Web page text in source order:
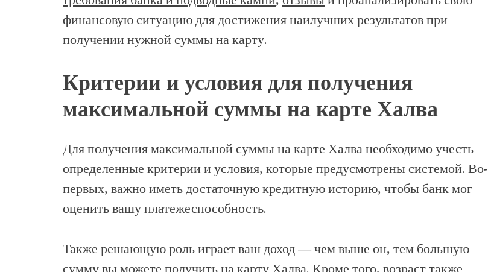
финансовую ситуацию для достижения наилучших результатов при
получении нужной суммы на карту.
Критерии и условия для получения
максимальной суммы на карте Халва
Для получения максимальной суммы на карте Халва необходимо учесть
определенные критерии и условия, которые предусмотрены системой. Во-
первых, важно иметь достаточную кредитную историю, чтобы банк мог
оценить вашу платежеспособность.
Также решающую роль играет ваш доход — чем выше он, тем большую
сумму вы можете получить на карту Халва. Кроме того, возраст также